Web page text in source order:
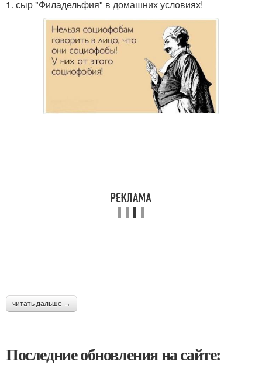
1. сыр "Филадельфия" в домашних условиях!
читать дальше →
Последние обновления на сайте: